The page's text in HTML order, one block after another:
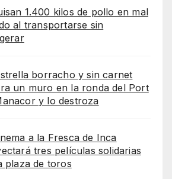
1.400 kilos de pollo en mal
al transportarse sin
borracho y sin carnet
un muro en la ronda del Port
y lo destroza
a la Fresca de Inca
tres películas solidarias
plaza de toros